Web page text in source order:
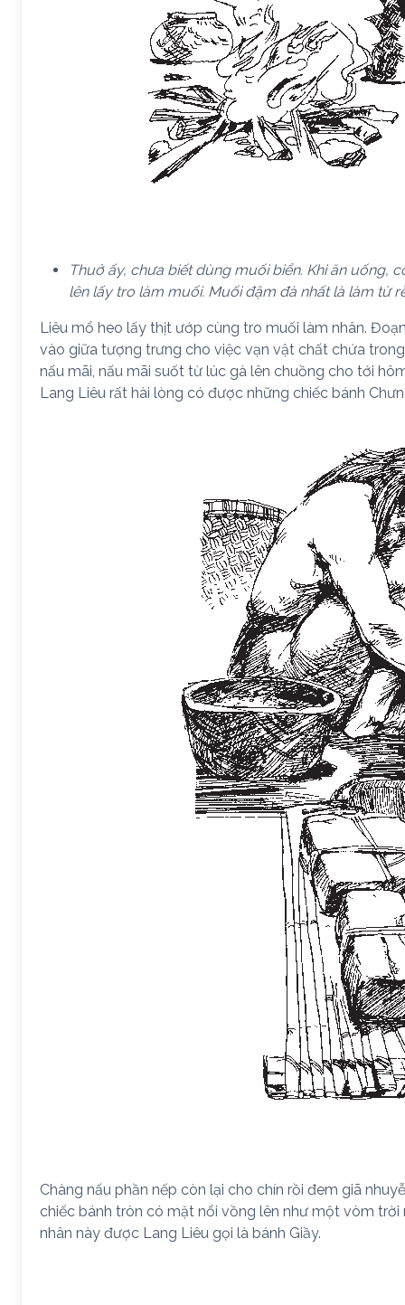
Thuở ấy, chưa biết dùng muối biển. Khi ăn uống,
lên lấy tro làm muối. Muối đậm đà nhất là làm từ
Liêu mổ heo lấy thịt ướp cùng tro muối làm nhân.
vào giữa tượng trưng cho việc vạn vật chất chứa
nấu mãi, nấu mãi suốt từ lúc gà lên chuồng cho tới
Lang Liêu rất hài lòng có được những chiếc bánh
Chàng nấu phần nếp còn lại cho chín rồi đem giã
chiếc bánh tròn có mặt nổi vồng lên như một vòm
nhân này được Lang Liêu gọi là bánh Giầy.